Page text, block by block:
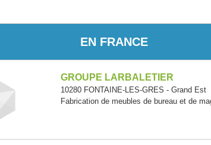
EN FRANCE
GROUPE LARBALETIER
10280 FONTAINE-LES-GRES - Grand Est
Fabrication de meubles de bureau et de